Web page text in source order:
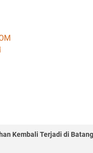
Kembali Terjadi di